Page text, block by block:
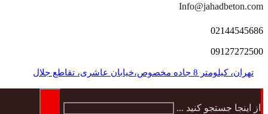
Info@jahadbeton.com
02144545686
09127272500
تهران، کیلومتر 8 جاده مخصوص،خیابان عاشری، تقاطع جلال
از اینجا جستجو کنید ...